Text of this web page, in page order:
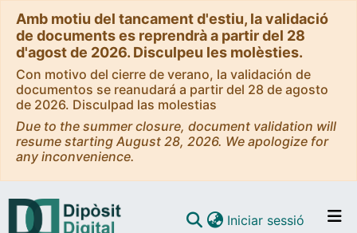
Amb motiu del tancament d'estiu, la validació
de documents es reprendrà a partir del 28
d'agost de 2026. Disculpeu les molèsties.
Con motivo del cierre de verano, la validación de
documentos se reanudará a partir del 28 de agosto
de 2026. Disculpad las molestias
Due to the summer closure, document validation will
resume starting August 28, 2026. We apologize for
any inconvenience.
Iniciar sessió (current)